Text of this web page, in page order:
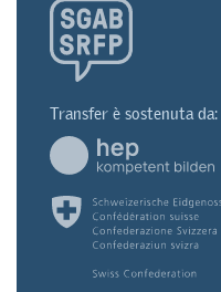
Transfer è sostenuta da: